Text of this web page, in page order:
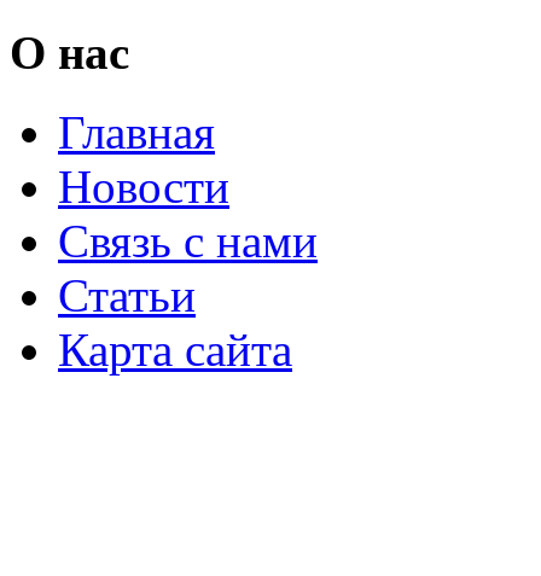
О нас
Главная
Новости
Связь с нами
Статьи
Карта сайта